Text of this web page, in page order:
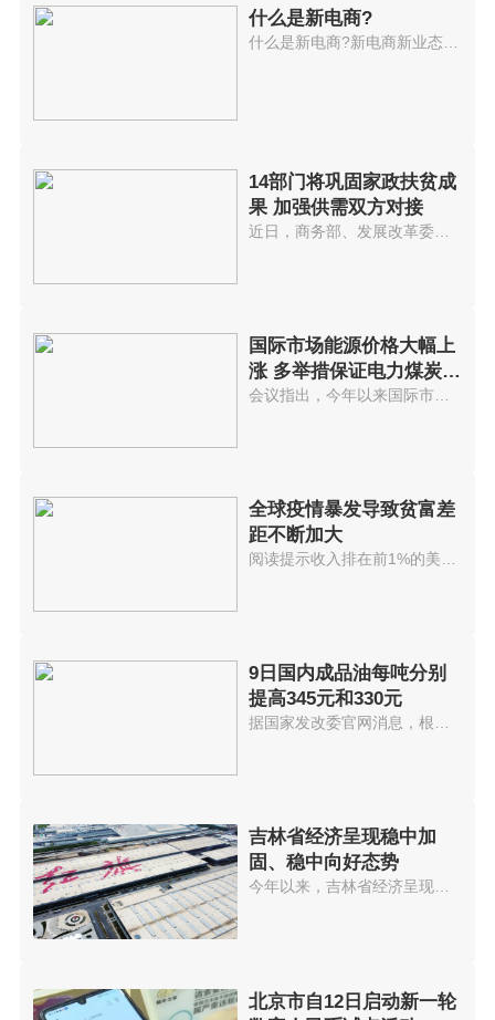
什么是新电商?
14部门将巩固家政扶贫成
果 加强供需双方对接
国际市场能源价格大幅上
涨 多举措保证电力煤炭等
供应
全球疫情暴发导致贫富差
距不断加大
9日国内成品油每吨分别
提高345元和330元
据国家发改委官网消息，根据近期...
吉林省经济呈现稳中加
固、稳中向好态势
今年以来，吉林省经济呈现稳中加...
北京市自12日启动新一轮